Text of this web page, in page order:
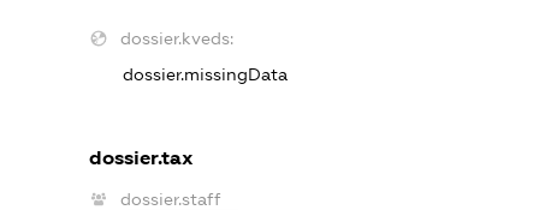
dossier.kveds:
dossier.missingData
dossier.tax
dossier.staff